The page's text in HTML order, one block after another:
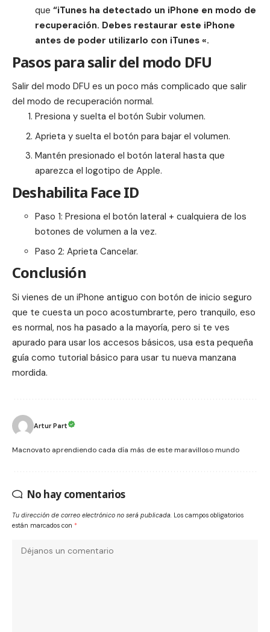
que “iTunes ha detectado un iPhone en modo de
recuperación. Debes restaurar este iPhone
antes de poder utilizarlo con iTunes «.
Pasos para salir del modo DFU
Salir del modo DFU es un poco más complicado que salir
del modo de recuperación normal.
Presiona y suelta el botón Subir volumen.
Aprieta y suelta el botón para bajar el volumen.
Mantén presionado el botón lateral hasta que
aparezca el logotipo de Apple.
Deshabilita Face ID
Paso 1: Presiona el botón lateral + cualquiera de los
botones de volumen a la vez.
Paso 2: Aprieta Cancelar.
Conclusión
Si vienes de un iPhone antiguo con botón de inicio seguro
que te cuesta un poco acostumbrarte, pero tranquilo, eso
es normal, nos ha pasado a la mayoría, pero si te ves
apurado para usar los accesos básicos, usa esta pequeña
guía como tutorial básico para usar tu nueva manzana
mordida.
Artur Part
Macnovato aprendiendo cada día más de este maravilloso mundo
No hay comentarios
Tu dirección de correo electrónico no será publicada. Los campos obligatorios
están marcados con *